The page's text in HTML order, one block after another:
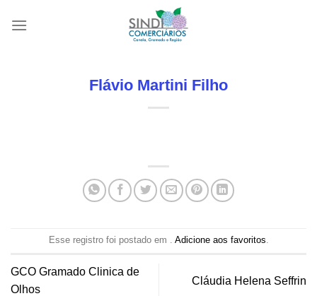
Flávio Martini Filho
Esse registro foi postado em . Adicione aos favoritos.
GCO Gramado Clinica de
Olhos
Cláudia Helena Seffrin